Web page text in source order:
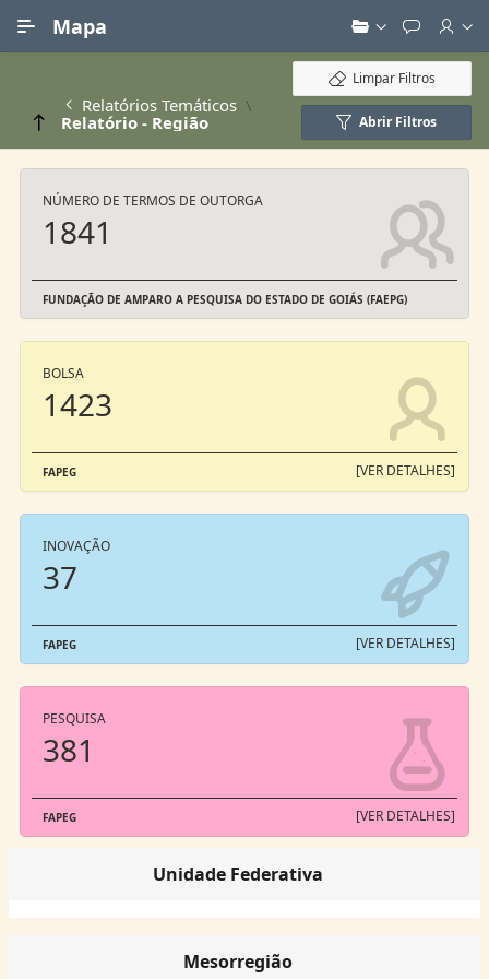
Mapa
Relatórios Temáticos
Relatório - Região
Limpar Filtros
Abrir Filtros
NÚMERO DE TERMOS DE OUTORGA
1841
FUNDAÇÃO DE AMPARO A PESQUISA DO ESTADO DE GOIÁS (FAEPG)
BOLSA
1423
FAPEG [VER DETALHES]
INOVAÇÃO
37
FAPEG [VER DETALHES]
PESQUISA
381
FAPEG [VER DETALHES]
Unidade Federativa
Mesorregião